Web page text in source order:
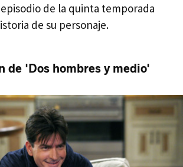
de la quinta temporada
de su personaje.
de 'Dos hombres y medio'